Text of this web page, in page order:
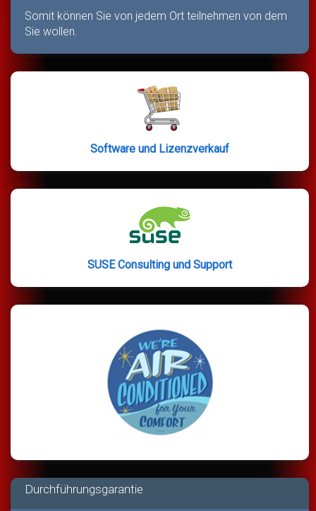
Somit können Sie von jedem Ort teilnehmen von dem
Sie wollen.
Software und Lizenzverkauf
SUSE Consulting und Support
Durchführungsgarantie